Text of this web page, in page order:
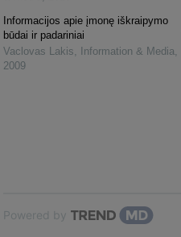
Informacijos apie įmonę iškraipymo
būdai ir padariniai
Vaclovas Lakis, Information & Media,
2009
Powered by